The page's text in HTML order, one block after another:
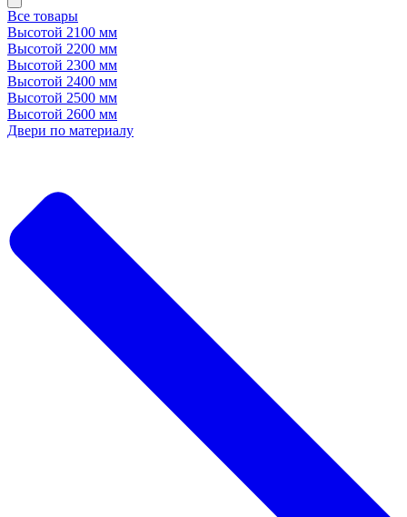
Все товары
Высотой 2100 мм
Высотой 2200 мм
Высотой 2300 мм
Высотой 2400 мм
Высотой 2500 мм
Высотой 2600 мм
Двери по материалу